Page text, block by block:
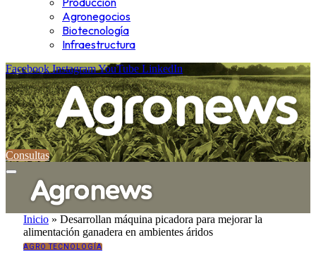
Agronegocios
Biotecnología
Infraestructura
Facebook InstagramYouTube LinkedIn
Consultas
Inicio » Desarrollan máquina picadora para mejorar la
alimentación ganadera en ambientes áridos
AGRO TECNOLOGÍA